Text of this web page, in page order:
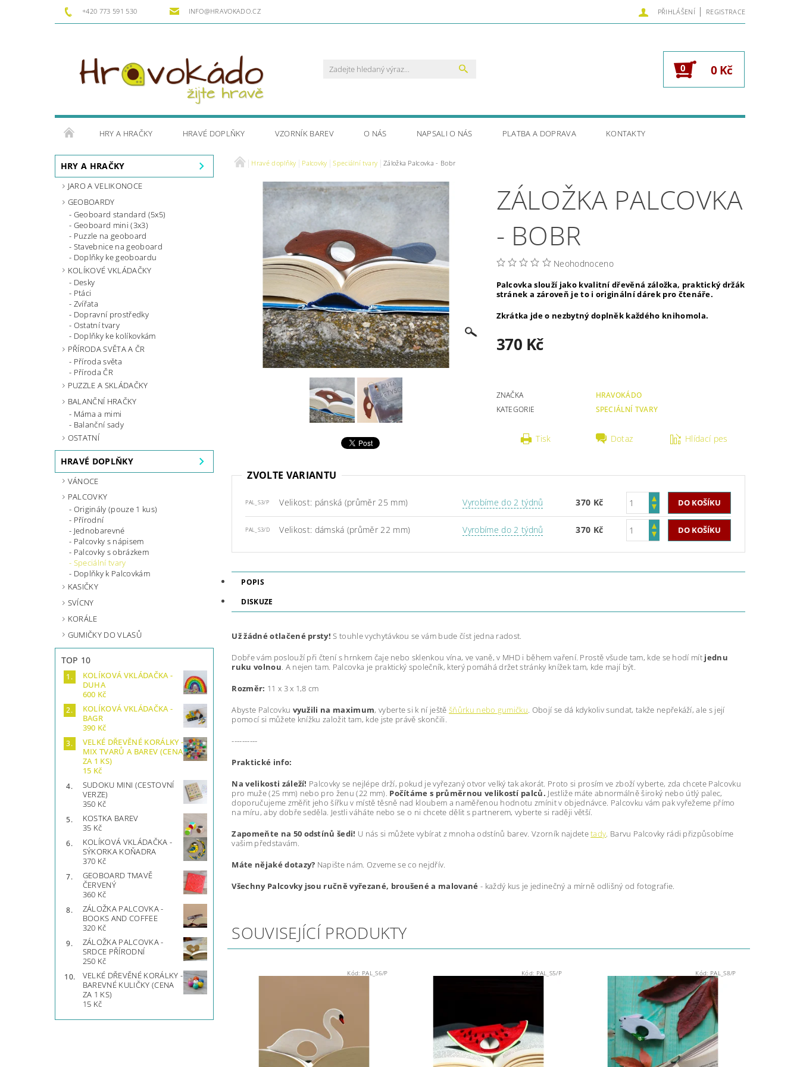
+420 773 591 530 INFO@HRAVOKADO.CZ PŘIHLÁŠENÍ | REGISTRACE
0 0 Kč
HRY A HRAČKY HRAVÉ DOPLŇKY VZORNÍK BAREV O NÁS NAPSALI O NÁS PLATBA A DOPRAVA KONTAKTY
HRY A HRAČKY
JARO A VELIKONOCE
GEOBOARDY
Geoboard standard (5x5)
Geoboard mini (3x3)
Puzzle na geoboard
Stavebnice na geoboard
Doplňky ke geoboardu
KOLÍKOVÉ VKLÁDAČKY
Desky
Ptáci
Zvířata
Dopravní prostředky
Ostatní tvary
Doplňky ke kolíkovkám
PŘÍRODA SVĚTA A ČR
Příroda světa
Příroda ČR
PUZZLE A SKLÁDAČKY
BALANČNÍ HRAČKY
Máma a mimi
Balanční sady
OSTATNÍ
HRAVÉ DOPLŇKY
VÁNOCE
PALCOVKY
Originály (pouze 1 kus)
Přírodní
Jednobarevné
Palcovky s nápisem
Palcovky s obrázkem
Speciální tvary
Doplňky k Palcovkám
KASIČKY
SVÍCNY
KORÁLE
GUMIČKY DO VLASŮ
TOP 10
KOLÍKOVÁ VKLÁDAČKA -
DUHA
600 Kč
KOLÍKOVÁ VKLÁDAČKA -
BAGR
390 Kč
VELKÉ DŘEVĚNÉ KORÁLKY -
MIX TVARŮ A BAREV (CENA
ZA 1 KS)
15 Kč
SUDOKU MINI (CESTOVNÍ
VERZE)
350 Kč
KOSTKA BAREV
35 Kč
KOLÍKOVÁ VKLÁDAČKA -
SÝKORKA KOŇADRA
370 Kč
GEOBOARD TMAVĚ
ČERVENÝ
360 Kč
ZÁLOŽKA PALCOVKA -
BOOKS AND COFFEE
320 Kč
ZÁLOŽKA PALCOVKA -
SRDCE PŘÍRODNÍ
250 Kč
VELKÉ DŘEVĚNÉ KORÁLKY -
BAREVNÉ KULIČKY (CENA
ZA 1 KS)
15 Kč
Hravé doplňky Palcovky Speciální tvary Záložka Palcovka - Bobr
ZÁLOŽKA PALCOVKA
- BOBR
Neohodnoceno
Palcovka slouží jako kvalitní dřevěná záložka, praktický držák
stránek a zároveň je to i originální dárek pro čtenáře.
Zkrátka jde o nezbytný doplněk každého knihomola.
370 Kč
ZNAČKA
HRAVOKÁDO
KATEGORIE
SPECIÁLNÍ TVARY
Tisk Dotaz Hlídací pes
ZVOLTE VARIANTU
PAL_S3/P Velikost: pánská (průměr 25 mm) Vyrobíme do 2 týdnů 370 Kč
PAL_S3/D Velikost: dámská (průměr 22 mm) Vyrobíme do 2 týdnů 370 Kč
POPIS
DISKUZE
Už žádné otlačené prsty! S touhle vychytávkou se vám bude číst jedna radost.
Dobře vám poslouží při čtení s hrnkem čaje nebo sklenkou vína, ve vaně, v MHD i během vaření. Prostě všude tam, kde se hodí mít jednu
ruku volnou. A nejen tam. Palcovka je praktický společník, který pomáhá držet stránky knížek tam, kde mají být.
Rozměr: 11 x 3 x 1,8 cm
Abyste Palcovku využili na maximum, vyberte si k ní ještě šňůrku nebo gumičku. Obojí se dá kdykoliv sundat, takže nepřekáží, ale s její
pomocí si můžete knížku založit tam, kde jste právě skončili.
----------
Praktické info:
Na velikosti záleží! Palcovky se nejlépe drží, pokud je vyřezaný otvor velký tak akorát. Proto si prosím ve zboží vyberte, zda chcete Palcovku
pro muže (25 mm) nebo pro ženu (22 mm). Počítáme s průměrnou velikostí palců. Jestliže máte abnormálně široký nebo útlý palec,
doporučujeme změřit jeho šířku v místě těsně nad kloubem a naměřenou hodnotu zmínit v objednávce. Palcovku vám pak vyřežeme přímo
na míru, aby dobře seděla. Jestli váháte nebo se o ni chcete dělit s partnerem, vyberte si raději větší.
Zapomeňte na 50 odstínů šedi! U nás si můžete vybírat z mnoha odstínů barev. Vzorník najdetetady. Barvu Palcovky rádi přizpůsobíme
vašim představám.
Máte nějaké dotazy? Napište nám. Ozveme se co nejdřív.
Všechny Palcovky jsou ručně vyřezané, broušené a malované - každý kus je jedinečný a mírně odlišný od fotografie.
SOUVISEJÍCÍ PRODUKTY
Kód: PAL_S6/P Kód: PAL_S5/P Kód: PAL_S8/P